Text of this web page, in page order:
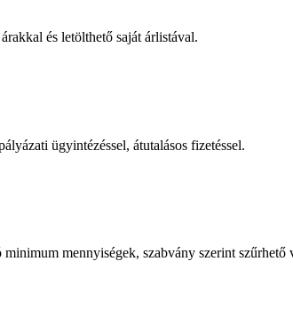
és letölthető saját árlistával.
ügyintézéssel, átutalásos fizetéssel.
mennyiségek, szabvány szerint szűrhető